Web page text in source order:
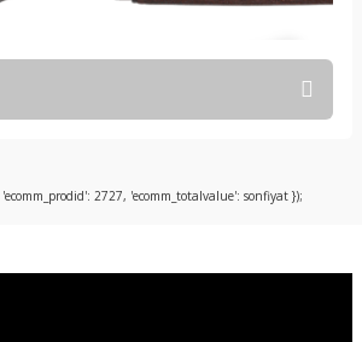
ürüne ilk yorumu siz yapın!
2727, 'ecomm_totalvalue': sonfiyat });